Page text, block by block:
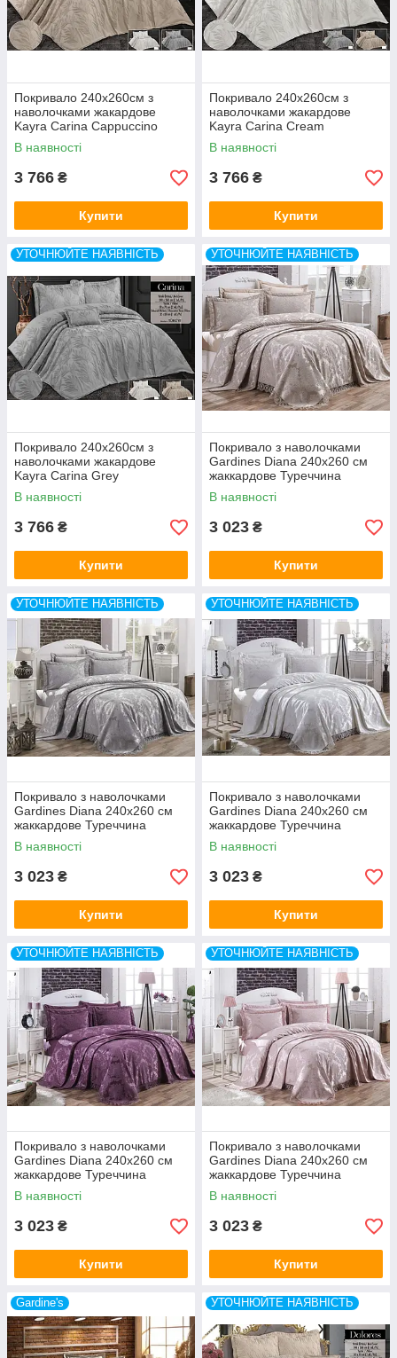
Покривало 240x260см з
наволочками жакардове
Kayra Carina Cappuccino
В наявності
3 766 ₴
Купити
Покривало 240x260см з
наволочками жакардове
Kayra Carina Cream
В наявності
3 766 ₴
Купити
УТОЧНЮЙТЕ НАЯВНІСТЬ
Покривало 240x260см з
наволочками жакардове
Kayra Carina Grey
В наявності
3 766 ₴
Купити
УТОЧНЮЙТЕ НАЯВНІСТЬ
Покривало з наволочками
Gardines Diana 240x260 см
жаккардове Туреччина
В наявності
3 023 ₴
Купити
УТОЧНЮЙТЕ НАЯВНІСТЬ
Покривало з наволочками
Gardines Diana 240x260 см
жаккардове Туреччина
В наявності
3 023 ₴
Купити
УТОЧНЮЙТЕ НАЯВНІСТЬ
Покривало з наволочками
Gardines Diana 240x260 см
жаккардове Туреччина
В наявності
3 023 ₴
Купити
УТОЧНЮЙТЕ НАЯВНІСТЬ
Покривало з наволочками
Gardines Diana 240x260 см
жаккардове Туреччина
В наявності
3 023 ₴
Купити
УТОЧНЮЙТЕ НАЯВНІСТЬ
Покривало з наволочками
Gardines Diana 240x260 см
жаккардове Туреччина
В наявності
3 023 ₴
Купити
Gardine's УТОЧНЮЙТЕ НАЯВНІСТЬ